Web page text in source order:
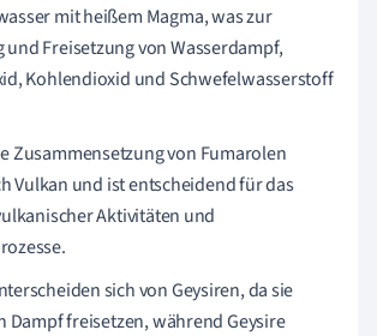
mit heißem Magma, was zur
Freisetzung von Wasserdampf,
Kohlendioxid und Schwefelwasserstoff
Zusammensetzung von Fumarolen
Vulkan und ist entscheidend für das
Aktivitäten und
sich von Geysiren, da sie
freisetzen, während Geysire